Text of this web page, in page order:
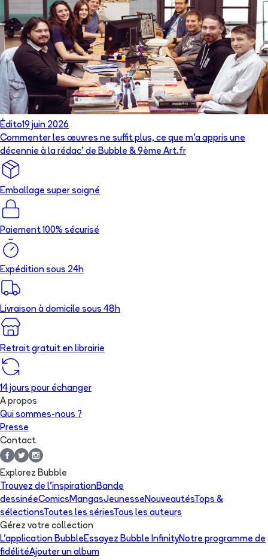
Édito19 juin 2026
Commenter les œuvres ne suffit plus, ce que m’a appris une
décennie à la rédac’ de Bubble & 9ème Art.fr
Emballage super soigné
Paiement 100% sécurisé
Expédition sous 24h
Livraison à domicile sous 48h
Retrait gratuit en librairie
14 jours pour échanger
A propos
Qui sommes-nous ?
Presse
Contact
Explorez Bubble
Trouvez de l'inspirationBande
dessinéeComics MangasJeunesse NouveautésTops &
sélectionsToutes les sériesTous les auteurs
Gérez votre collection
L'application Bubble Essayez Bubble InfinityNotre programme de
fidélitéAjouter un album